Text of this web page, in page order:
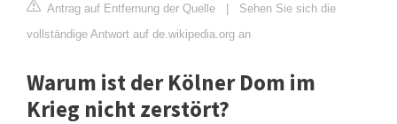
Antrag auf Entfernung der Quelle | Sehen Sie sich die
vollständige Antwort auf de.wikipedia.org an
Warum ist der Kölner Dom im
Krieg nicht zerstört?